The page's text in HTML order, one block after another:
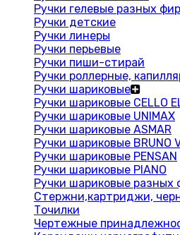
Ручки гелевые разных
Ручки детские
Ручки линеры
Ручки перьевые
Ручки пиши-стирай
Ручки роллерные,
Ручки шариковые
Ручки шариковые CELLO
Ручки шариковые UNIMAX
Ручки шариковые ASMAR
Ручки шариковые BRUNO
Ручки шариковые PENSAN
Ручки шариковые PIANO
Ручки шариковые разных
Стержни,картриджи,
Точилки
Чертежные